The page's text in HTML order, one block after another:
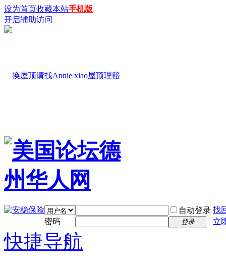
设为首页收藏本站手机版
开启辅助访问
自动登录 找
密码
登录 立
快捷导航